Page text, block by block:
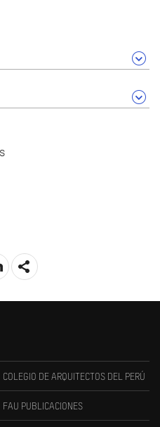
COLEGIO DE ARQUITECTOS DEL PERÚ
FAU PUBLICACIONES